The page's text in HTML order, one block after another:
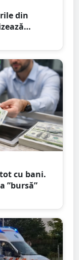
din
cu bani.
”bursă”